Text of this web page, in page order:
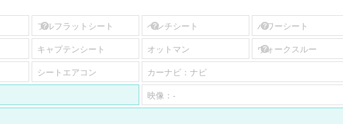
フルフラットシート ベンチシート
パワーシート
キャプテンシート オットマン
ウォークスルー
シートエアコン カーナビ： ナビ
映像： -